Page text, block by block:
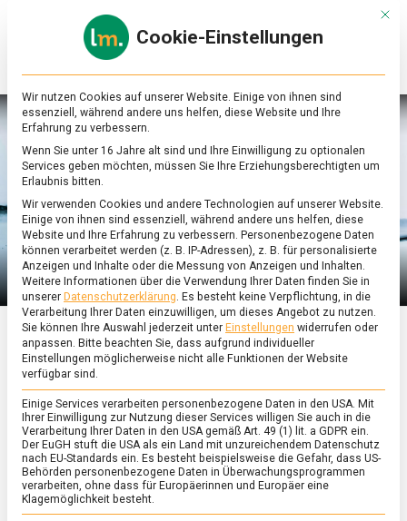
Online-
Magazin
zu
&
Ernährung
ERNÄHRUNG & GESUNDHEIT/FEATURED/WIRTSCHAFT
Still oder sprudelnd –
Mineralwasser
16. August 2024 Johannes Commenton
sprudelnd
Mit
Cookie-Einstellungen
Wir nutzen Cookies auf unserer Website. Einige von ihnen sind
essenziell, während andere uns helfen, diese Website und Ihre
Erfahrung zu verbessern.
Wenn Sie unter 16 Jahre alt sind und Ihre Einwilligung zu optionalen
Services geben möchten, müssen Sie Ihre Erziehungsberechtigten um
Erlaubnis bitten.
Wir verwenden Cookies und andere Technologien auf unserer Website.
Einige von ihnen sind essenziell, während andere uns helfen, diese
Website und Ihre Erfahrung zu verbessern. Personenbezogene Daten
können verarbeitet werden (z. B. IP-Adressen), z. B. für personalisierte
Anzeigen und Inhalte oder die Messung von Anzeigen und Inhalten.
Weitere Informationen über die Verwendung Ihrer Daten finden Sie in
unserer Datenschutzerklärung. Es besteht keine Verpflichtung, in die
Verarbeitung Ihrer Daten einzuwilligen, um dieses Angebot zu nutzen.
Sie können Ihre Auswahl jederzeit unter Einstellungen widerrufen oder
anpassen. Bitte beachten Sie, dass aufgrund individueller
Einstellungen möglicherweise nicht alle Funktionen der Website
verfügbar sind.
Einige Services verarbeiten personenbezogene Daten in den USA. Mit
Ihrer Einwilligung zur Nutzung dieser Services willigen Sie auch in die
Verarbeitung Ihrer Daten in den USA gemäß Art. 49 (1) lit. a GDPR ein.
Der EuGH stuft die USA als ein Land mit unzureichendem Datenschutz
nach EU-Standards ein. Es besteht beispielsweise die Gefahr, dass US-
Behörden personenbezogene Daten in Überwachungsprogrammen
verarbeiten, ohne dass für Europäerinnen und Europäer eine
Klagemöglichkeit besteht.